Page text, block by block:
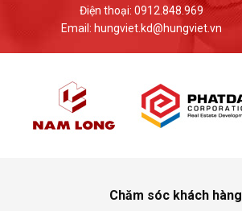
Điện thoại: (024) 37617559
Email: banhang@hungviet.vn
Chăm sóc khách hàng